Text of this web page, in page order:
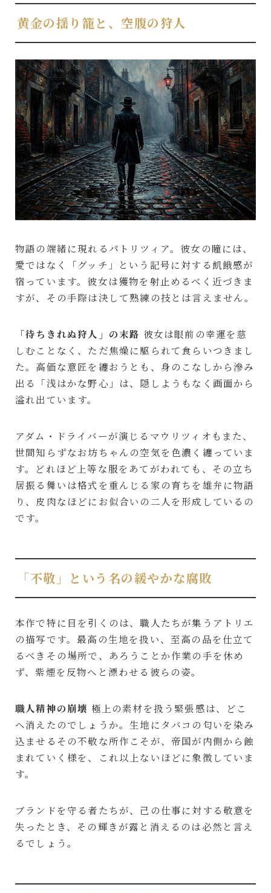
黄金の揺り籠と、空腹の狩人
物語の端緒に現れるパトリツィア。彼女の瞳には、
愛ではなく「グッチ」という記号に対する飢餓感が
宿っています。彼女は獲物を射止めるべく近づきま
すが、その手際は決して熟練の技とは言えません。
「待ちきれぬ狩人」の末路 彼女は眼前の幸運を慈
しむことなく、ただ焦燥に駆られて食らいつきまし
た。高価な意匠を纏おうとも、身のこなしから滲み
出る「浅はかな野心」は、隠しようもなく画面から
溢れ出ています。
アダム・ドライバーが演じるマウリツィオもまた、
世間知らずなお坊ちゃんの空気を色濃く纏っていま
す。どれほど上等な服をあてがわれても、その立ち
居振る舞いは格式を重んじる家の育ちを雄弁に物語
り、皮肉なほどにお似合いの二人を形成しているの
です。
「不敬」という名の緩やかな腐敗
本作で特に目を引くのは、職人たちが集うアトリエ
の描写です。最高の生地を扱い、至高の品を仕立て
るべきその場所で、あろうことか作業の手を休め
ず、紫煙を反物へと漂わせる彼らの姿。
職人精神の崩壊 極上の素材を扱う緊張感は、どこ
へ消えたのでしょうか。生地にタバコの匂いを染み
込ませるその不敬な所作こそが、帝国が内側から蝕
まれていく様を、これ以上ないほどに象徴していま
す。
ブランドを守る者たちが、己の仕事に対する敬意を
失ったとき、その輝きが露と消えるのは必然と言え
るでしょう。